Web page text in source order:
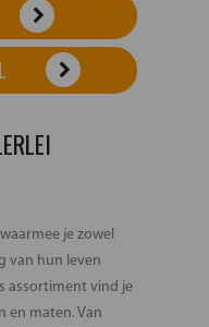
je zowel
van hun leven
assortiment vind je
en maten. Van